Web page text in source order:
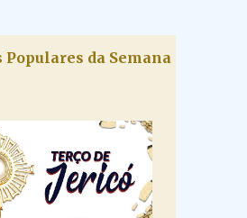
Populares da Semana